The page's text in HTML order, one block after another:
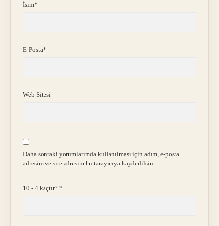
İsim*
E-Posta*
Web Sitesi
Daha sonraki yorumlarımda kullanılması için adım, e-posta
adresim ve site adresim bu tarayıcıya kaydedilsin.
10 - 4 kaçtır?*